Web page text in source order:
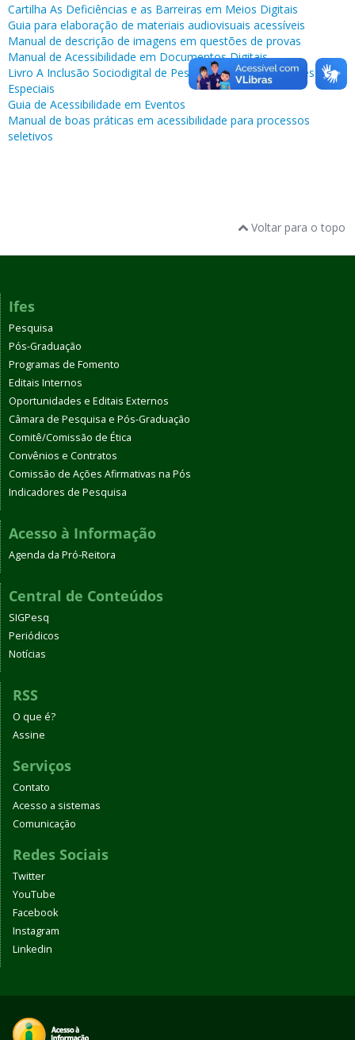
Cartilha As Deficiências e as Barreiras em Meios Digitais
Guia para elaboração de materiais audiovisuais acessíveis
Manual de descrição de imagens em questões de provas
Manual de Acessibilidade em Documentos Digitais
Livro A Inclusão Sociodigital de Pessoas com Necessidades
Especiais
Guia de Acessibilidade em Eventos
Manual de boas práticas em acessibilidade para processos
seletivos
Voltar para o topo
Ifes
Pesquisa
Pós-Graduação
Programas de Fomento
Editais Internos
Oportunidades e Editais Externos
Câmara de Pesquisa e Pós-Graduação
Comitê/Comissão de Ética
Convênios e Contratos
Comissão de Ações Afirmativas na Pós
Indicadores de Pesquisa
Acesso à Informação
Agenda da Pró-Reitora
Central de Conteúdos
SIGPesq
Periódicos
Notícias
RSS
O que é?
Assine
Serviços
Contato
Acesso a sistemas
Comunicação
Redes Sociais
Twitter
YouTube
Facebook
Instagram
Linkedin